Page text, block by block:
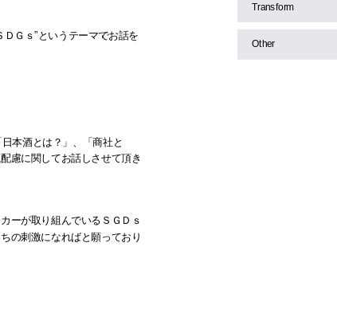
Ｇｓ”というテーマでお話を
本酒とは？」、「商社と
慮に関してお話しさせて頂き
ーが取り組んでいるＳＧＤｓ
の刺激になればと願っており
Transform
Other